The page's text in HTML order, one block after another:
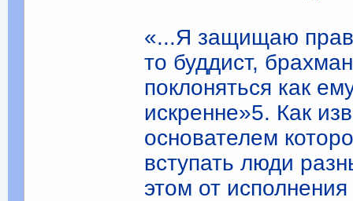
«...Я защищаю
то буддист,
поклоняться как
искренне»5. Как
основателем
вступать люди
этом от